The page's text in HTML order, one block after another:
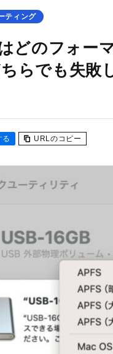
ティング
どのフォー
らでも失敗
る URLのコピー